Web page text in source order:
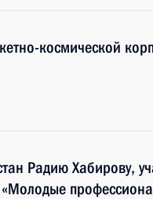
космической
Радию Хабирову,